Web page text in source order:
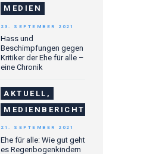
MEDIEN
Hass und
Beschimpfungen gegen
Kritiker der Ehe für alle –
eine Chronik
23. SEPTEMBER 2021
AKTUELL,
MEDIENBERICHTE
Ehe für alle: Wie gut geht
es Regenbogenkindern
21. SEPTEMBER 2021